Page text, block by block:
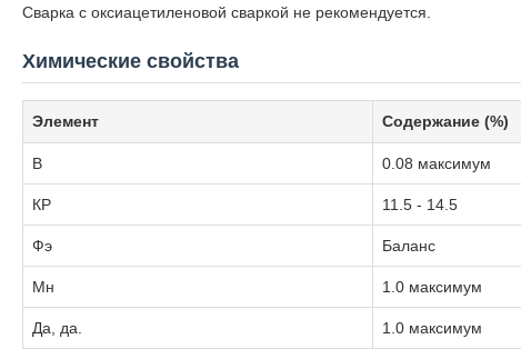
Сварка с оксиацетиленовой сваркой не рекомендуется.
Химические свойства
Элемент Содержание (%)
В 0.08 максимум
КР 11.5 - 14.5
Фэ Баланс
Мн 1.0 максимум
Да, да. 1.0 максимум